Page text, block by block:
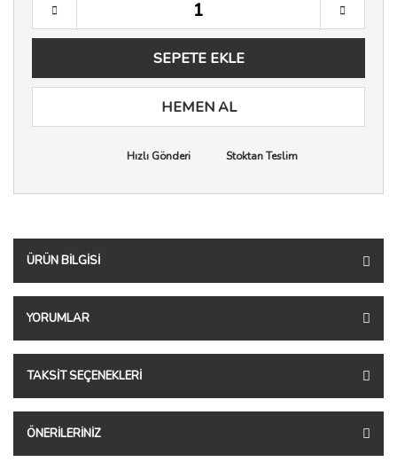
SEPETE EKLE
HEMEN AL
Hızlı Gönderi Stoktan Teslim
ÜRÜN BILGISI
YORUMLAR
TAKSIT SEÇENEKLERI
ÖNERILERINIZ